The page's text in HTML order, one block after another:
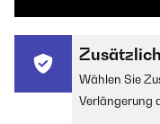
Wählen Sie
Verlängerung